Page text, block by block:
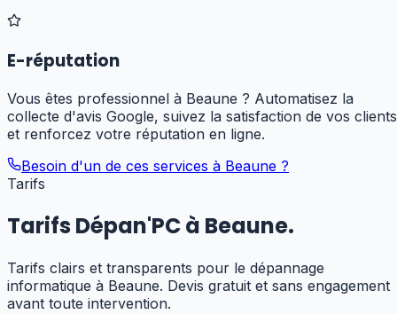
E-réputation
Vous êtes professionnel à Beaune ? Automatisez la
collecte d'avis Google, suivez la satisfaction de vos clients
et renforcez votre réputation en ligne.
Besoin d'un de ces services à Beaune ?
Tarifs
Tarifs Dépan'PC à Beaune.
Tarifs clairs et transparents pour le dépannage
informatique à Beaune. Devis gratuit et sans engagement
avant toute intervention.